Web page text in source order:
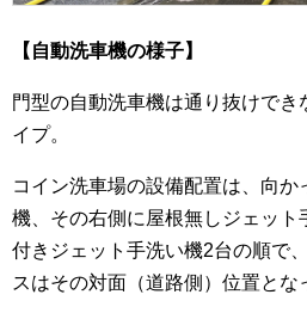
【自動洗車機の様子】
門型の自動洗車機は通り抜けでき
イプ。
コイン洗車場の設備配置は、向
機、その右側に屋根無しジェット
付きジェット手洗い機2台の順で
スはその対面（道路側）位置とな